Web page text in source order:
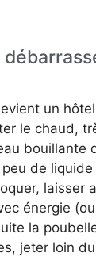
un
le chaud,
bouillante
de liquide
laisser
énergie
la
jeter loin